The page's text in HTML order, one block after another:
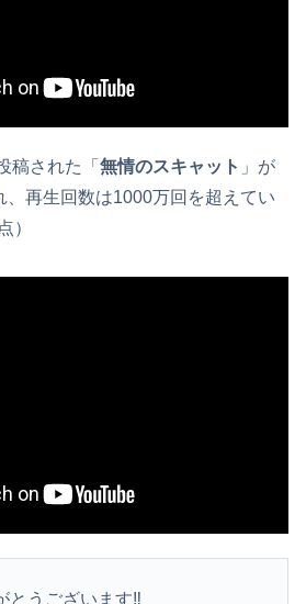
稿された「 無情のスキャット 」が
、再生回数は1000万回を超えてい
）
とうございます‼️